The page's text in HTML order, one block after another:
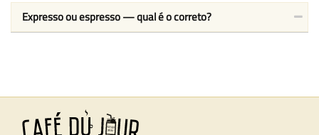
Expresso ou espresso — qual é o correto?